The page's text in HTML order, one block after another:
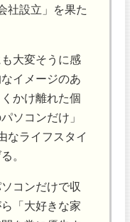
社設立」を果た
大変そうに感
イメージのあ
かけ離れた個
ソコンだけ」
なライフスタイ
。
コンだけで収
「大好きな家